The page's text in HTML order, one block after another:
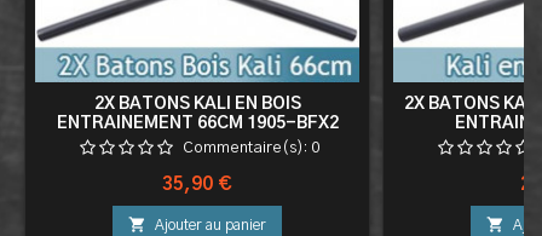
2X BATONS KALI EN BOIS
ENTRAINEMENT 66CM 1905-BFX2
Commentaire(s): 0
Prix
35,90 €
 Ajouter au panier
2X BATONS
